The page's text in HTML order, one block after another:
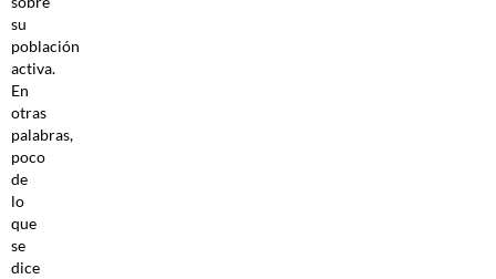
su
población
activa.
En
otras
palabras,
poco
de
lo
que
se
dice